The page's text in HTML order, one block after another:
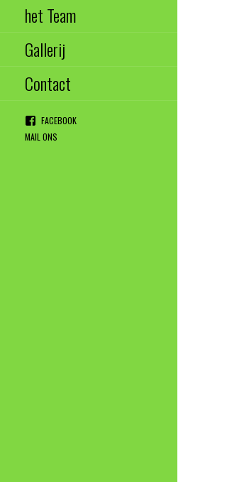
het Team
Gallerij
Contact
FACEBOOK
MAIL ONS